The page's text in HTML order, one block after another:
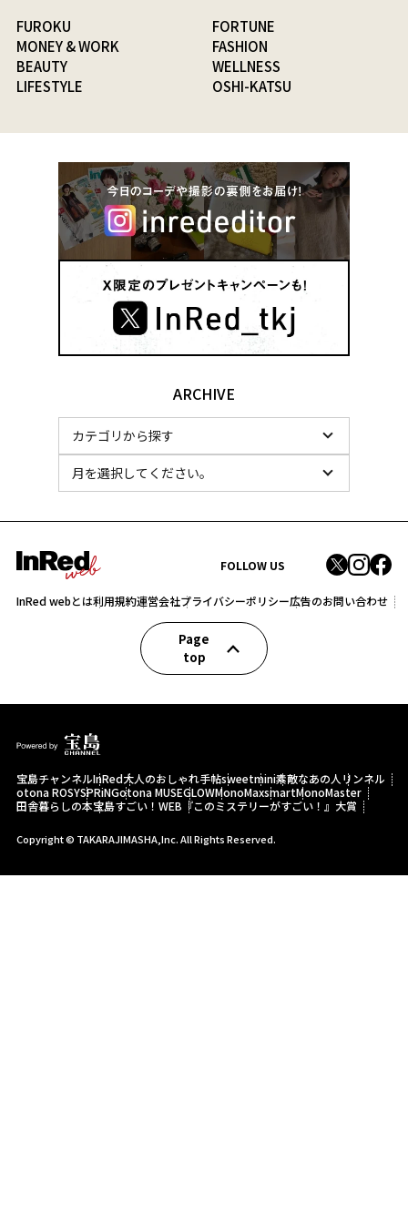
FUROKU
FORTUNE
MONEY & WORK
FASHION
BEAUTY
WELLNESS
LIFESTYLE
OSHI-KATSU
ARCHIVE
FOLLOW US
InRed webとは利用規約運営会社プライバシーポリシー広告のお問い合わせ
Page
top
宝島チャンネルInRed大人のおしゃれ手帖sweetmini素敵なあの人 リンネル
otona ROSYSPRiNGotona MUSEGLOWMonoMaxsmartMonoMaster
田舎暮らしの本宝島すごい！WEB 『このミステリーがすごい！』大賞
Copyright © TAKARAJIMASHA,Inc. All Rights Reserved.